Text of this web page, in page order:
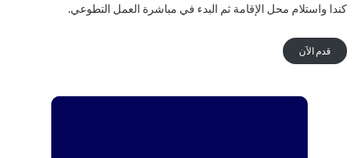
كندا واستلام محل الإقامة ثم البدء في مباشرة العمل التطوعي.
قدم الآن